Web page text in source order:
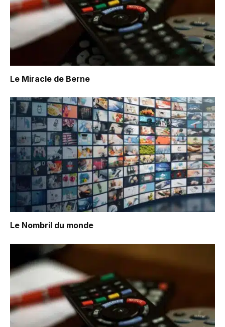
Le Miracle de Berne
Le Nombril du monde